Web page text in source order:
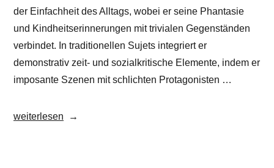
der Einfachheit des Alltags, wobei er seine Phantasie
und Kindheitserinnerungen mit trivialen Gegenständen
verbindet. In traditionellen Sujets integriert er
demonstrativ zeit- und sozialkritische Elemente, indem er
imposante Szenen mit schlichten Protagonisten …
„Toninho
weiterlesen